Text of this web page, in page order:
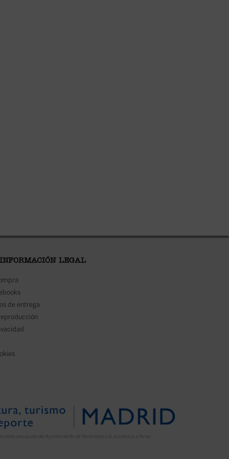
LEGAL
de entrega
una ayuda del Ayuntamiento de Madrid para la asistencia a ferias